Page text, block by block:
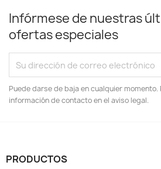
Infórmese de nuestras
ofertas especiales
Puede darse de baja en cualquier
información de contacto en el aviso legal.
PRODUCTOS